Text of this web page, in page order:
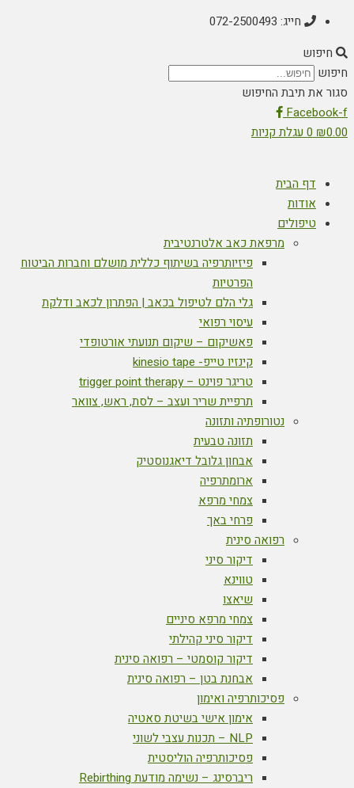
חייג: 072-2500493
חיפוש
חיפוש
סגור את תיבת החיפוש
Facebook-f
₪0.00
0 עגלת קניות
דף הבית
אודות
טיפולים
מרפאת כאב אלטרנטיבית
פיזיותרפיה בשיתוף כללית מושלם וחברות הביטוח
הפרטיות
גלי הלם לטיפול בכאב | הפתרון לכאב ודלקת
עיסוי רפואי
פאשיקום – שיקום תנועתי אורטופדי
קינזיו טייפ- kinesio tape
טריגר פוינט – trigger point therapy
תרפיית שריר ועצב – לסת, ראש, צוואר
נטורופתיה ותזונה
תזונה טבעית
אבחון גלובל דיאגנוסטיק
ארומתרפיה
צמחי מרפא
פרחי באך
רפואה סינית
דיקור סיני
טווינא
שיאצו
צמחי מרפא סיניים
דיקור סיני קהילתי
דיקור קוסמטי – רפואה סינית
אבחנת בטן – רפואה סינית
פסיכותרפיה ואימון
אימון אישי בשיטת סאטיה
NLP – תכנות עצבי לשוני
פסיכותרפיה הוליסטית
ריברסינג – נשימה מודעת Rebirthing